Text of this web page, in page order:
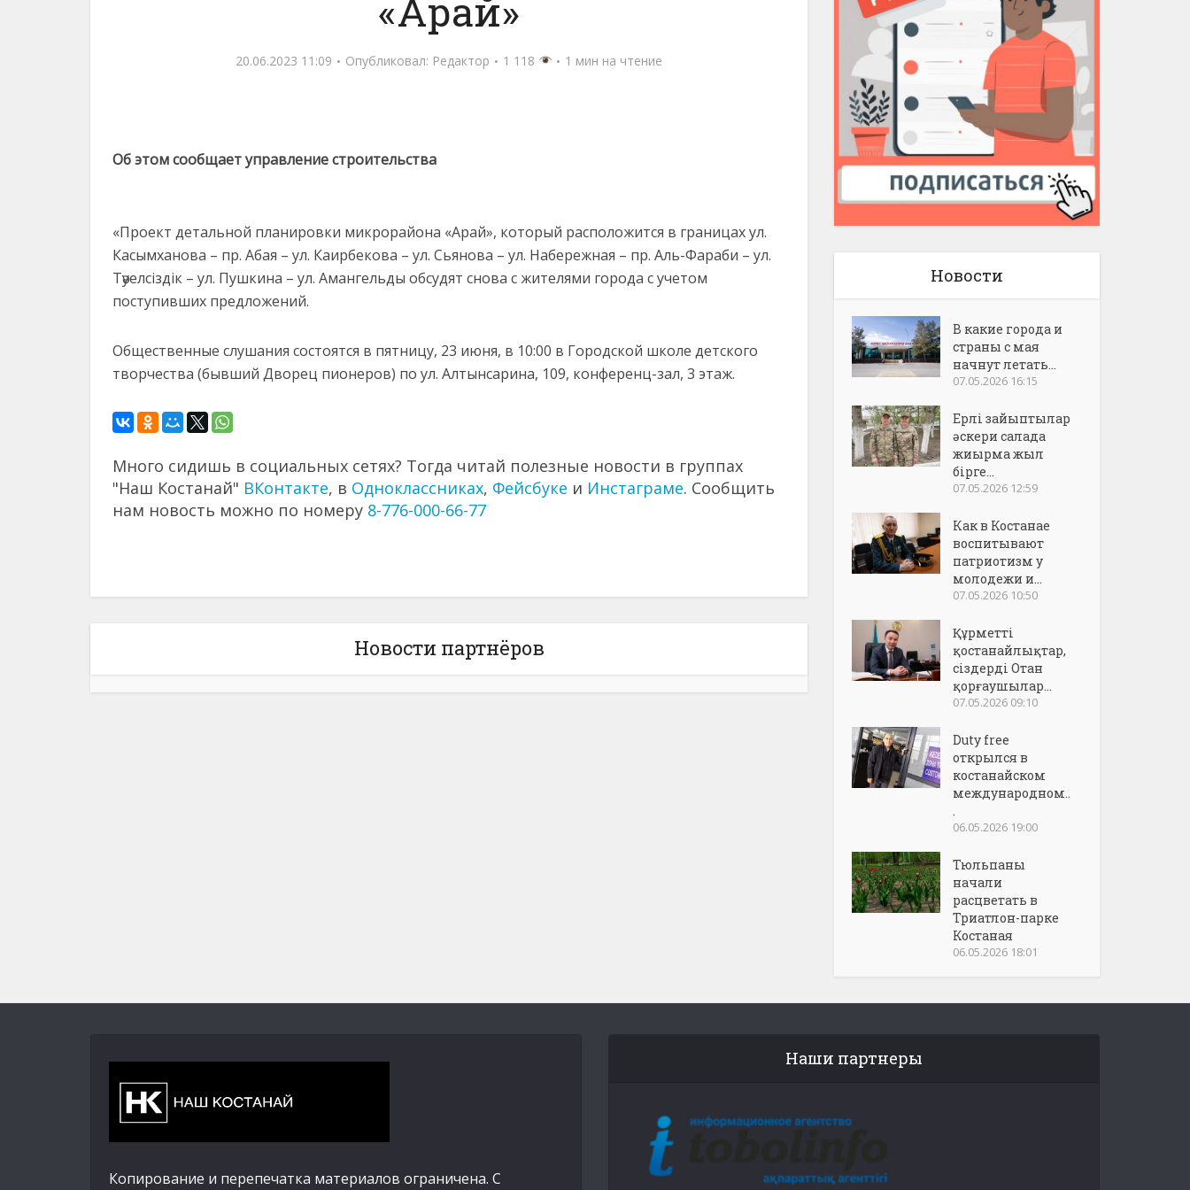
«Арай»
20.06.2023 11:09 Опубликовал: Редактор 1 118 1 мин на чтение
Об этом сообщает управление строительства
«Проект детальной планировки микрорайона «Арай», который расположится в границах ул.
Касымханова – пр. Абая – ул. Каирбекова – ул. Сьянова – ул. Набережная – пр. Аль-Фараби – ул.
Тәуелсіздік – ул. Пушкина – ул. Амангельды обсудят снова с жителями города с учетом
поступивших предложений.
Общественные слушания состоятся в пятницу, 23 июня, в 10:00 в Городской школе детского
творчества (бывший Дворец пионеров) по ул. Алтынсарина, 109, конференц-зал, 3 этаж.
Много сидишь в социальных сетях? Тогда читай полезные новости в группах
"Наш Костанай" ВКонтакте, в Одноклассниках, Фейсбуке и Инстаграме. Сообщить
нам новость можно по номеру 8-776-000-66-77
Новости партнёров
Новости
В какие города и
страны с мая
начнут летать...
07.05.2026 16:15
Ерлі зайыптылар
әскери салада
жиырма жыл
бірге...
07.05.2026 12:59
Как в Костанае
воспитывают
патриотизм у
молодежи и...
07.05.2026 10:50
Құрметті
қостанайлықтар,
сіздерді Отан
қорғаушылар...
07.05.2026 09:10
Duty free
открылся в
костанайском
международном..
.
06.05.2026 19:00
Тюльпаны
начали
расцветать в
Триатлон-парке
Костаная
06.05.2026 18:01
Копирование и перепечатка материалов ограничена. С
Наши партнеры